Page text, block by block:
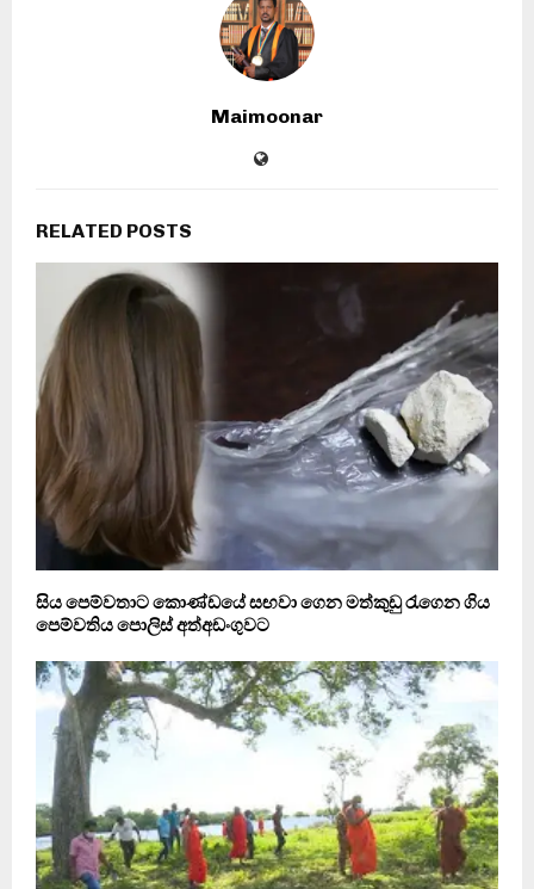
Maimoonar
RELATED POSTS
සිය පෙම්වතාට කොණ්ඩයේ සඟවා ගෙන මත්කුඩු රැගෙන ගිය
පෙම්වතිය පොලිස් අත්අඩංගුවට